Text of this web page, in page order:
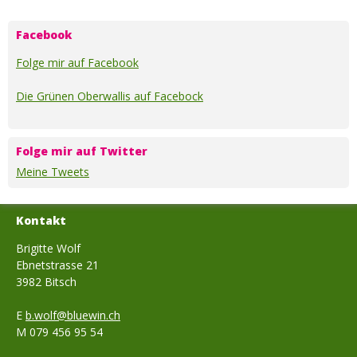
Facebook
Folge mir auf Facebook
Die Grünen Oberwallis auf Facebock
Folge mir auf Twitter
Meine Tweets
Kontakt
Brigitte Wolf
Ebnetstrasse 21
3982 Bitsch
E b.wolf@bluewin.ch
M 079 456 95 54